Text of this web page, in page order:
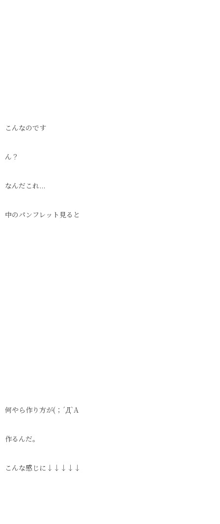
こんなのです
ん？
なんだこれ...
中のパンフレット見ると
何やら作り方が(；´Д`A
作るんだ。
こんな感じに↓↓↓↓↓